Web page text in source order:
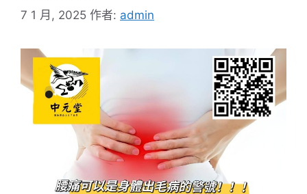
7 1 月, 2025 作者: admin